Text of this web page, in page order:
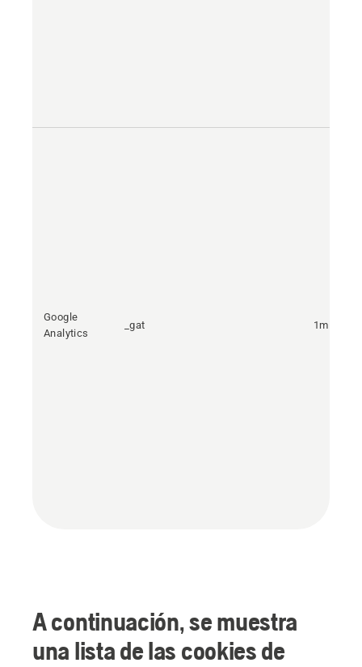
Google
Analytics
_gat 1minuto
A continuación, se muestra
una lista de las cookies de